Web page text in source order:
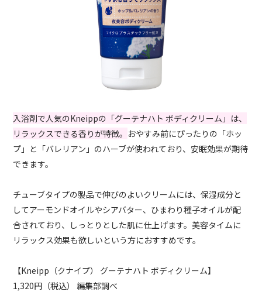
入浴剤で人気のKneippの「グーテナハト ボディクリーム」は、
リラックスできる香りが特徴。 おやすみ前にぴったりの「ホッ
プ」と「バレリアン」のハーブが使われており、安眠効果が期待
できます。
チューブタイプの製品で伸びのよいクリームには、保湿成分と
してアーモンドオイルやシアバター、ひまわり種子オイルが配
合されており、しっとりとした肌に仕上げます。美容タイムに
リラックス効果も欲しいという方におすすめです。
【Kneipp（クナイプ） グーテナハト ボディクリーム】
1,320円（税込） 編集部調べ